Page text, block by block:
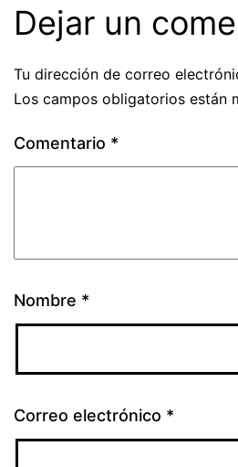
Dejar un
Tu dirección de correo
Los campos obligatorios están
Comentario *
Nombre *
Correo electrónico *